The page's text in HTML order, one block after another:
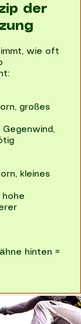
der
wie oft
großes
kleines
hinten =